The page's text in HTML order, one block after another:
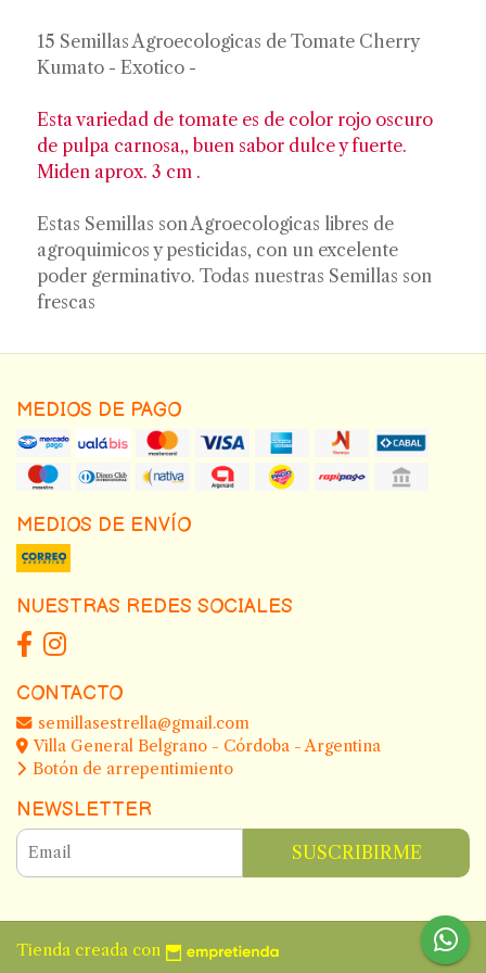
15 Semillas Agroecologicas de Tomate Cherry
Kumato - Exotico -
Esta variedad de tomate es de color rojo oscuro
de pulpa carnosa,, buen sabor dulce y fuerte.
Miden aprox. 3 cm .
Estas Semillas son Agroecologicas libres de
agroquimicos y pesticidas, con un excelente
poder germinativo. Todas nuestras Semillas son
frescas
MEDIOS DE PAGO
MEDIOS DE ENVÍO
NUESTRAS REDES SOCIALES
CONTACTO
semillasestrella@gmail.com
Villa General Belgrano - Córdoba - Argentina
Botón de arrepentimiento
NEWSLETTER
SUSCRIBIRME
Tienda creada con